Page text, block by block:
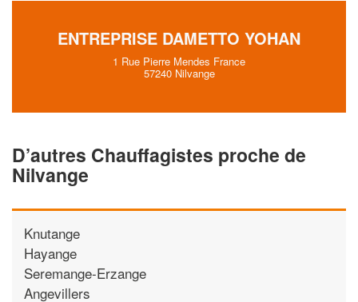
ENTREPRISE DAMETTO YOHAN
1 Rue Pierre Mendes France
57240 Nilvange
D’autres Chauffagistes proche de
Nilvange
Knutange
Hayange
Seremange-Erzange
Angevillers